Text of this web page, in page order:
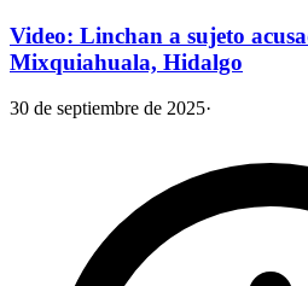
Video: Linchan a sujeto
Mixquiahuala, Hidalgo
30 de septiembre de 2025·